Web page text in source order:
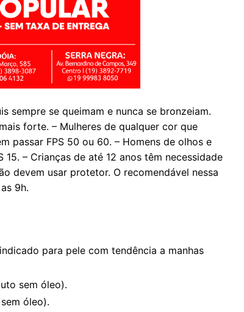
sempre se queimam e nunca se bronzeiam.
forte. – Mulheres de qualquer cor que
passar FPS 50 ou 60. – Homens de olhos e
– Crianças de até 12 anos têm necessidade
devem usar protetor. O recomendável nessa
9h.
para pele com tendência a manhas
sem óleo).
óleo).